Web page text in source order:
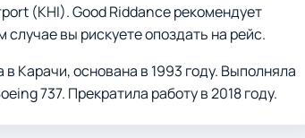
(KHI). Good Riddance рекомендует
вы рискуете опоздать на рейс.
Карачи, основана в 1993 году. Выполняла
737. Прекратила работу в 2018 году.